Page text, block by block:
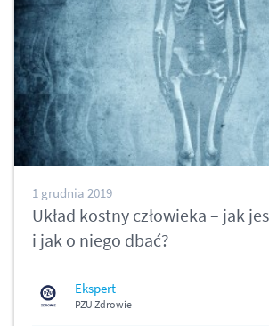
1 grudnia 2019
Układ kostny człowieka – jak
i jak o niego dbać?
Ekspert
PZU Zdrowie